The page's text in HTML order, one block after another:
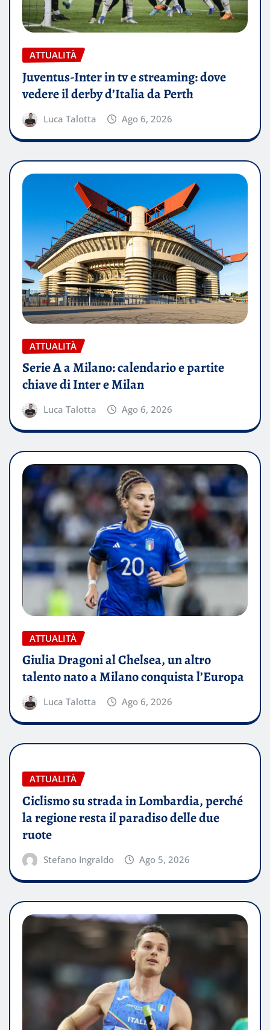
ATTUALITÀ
Juventus-Inter in tv e streaming: dove
vedere il derby d’Italia da Perth
Luca Talotta Ago 6, 2026
ATTUALITÀ
Serie A a Milano: calendario e partite
chiave di Inter e Milan
Luca Talotta Ago 6, 2026
ATTUALITÀ
Giulia Dragoni al Chelsea, un altro
talento nato a Milano conquista l’Europa
Luca Talotta Ago 6, 2026
ATTUALITÀ
Ciclismo su strada in Lombardia, perché
la regione resta il paradiso delle due
ruote
Stefano Ingraldo Ago 5, 2026